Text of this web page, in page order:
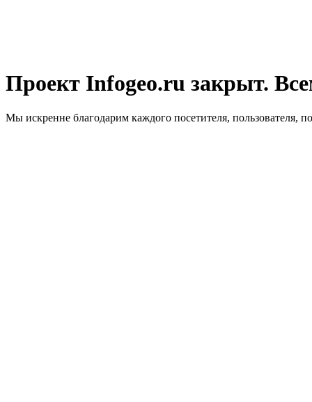
Проект Infogeo.ru закрыт.
Мы искренне благодарим каждого посетителя, пользователя,